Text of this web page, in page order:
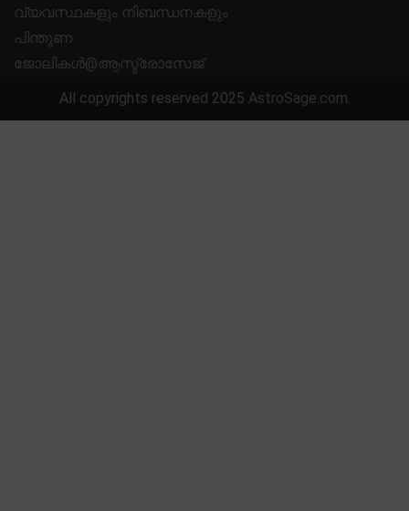
വ്യവസ്ഥകളും നിബന്ധനകളും
പിന്തുണ
ജോലികൾ@ആസ്ട്രോസേജ്
All copyrights reserved 2025 AstroSage.com.